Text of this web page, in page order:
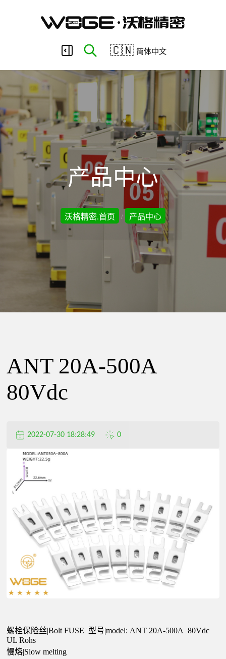
莞
市
沃
格
精
电
器
有
限
公
司
🇨🇳 简体中文
产品中心
沃格精密.首页 / 产品中心
ANT 20A-500A
80Vdc
2022-07-30 18:28:49 0
螺栓保险丝|Bolt FUSE 型号|model: ANT 20A-500A 80Vdc
UL Rohs
慢熔|Slow melting